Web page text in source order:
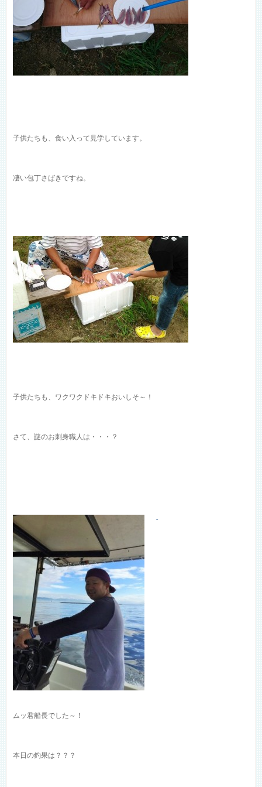
子供たちも、食い入って見学しています。
凄い包丁さばきですね。
子供たちも、ワクワクドキドキおいしそ～！
さて、謎のお刺身職人は・・・？
ムッ君船長でした～！
本日の釣果は？？？